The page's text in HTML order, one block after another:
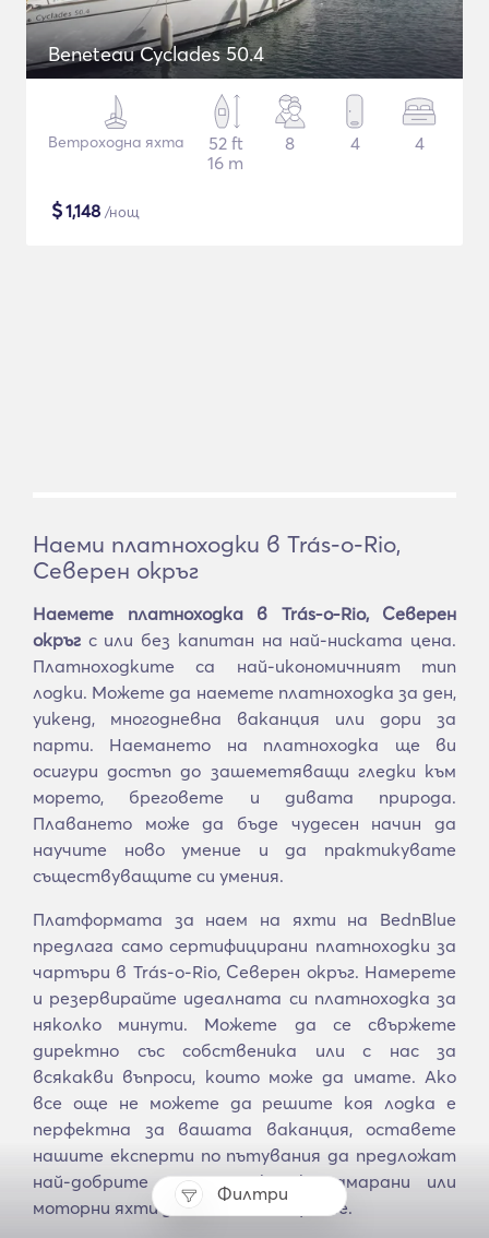
Филтри
Beneteau Cyclades 50.4
Ветроходна яхта
52 ft
16 m
8 4 4
$1,148 /нощ
Наеми платноходки в Trás-o-Rio,
Северен окръг
Наемете платноходка в Trás-o-Rio, Северен
окръг с или без капитан на най-ниската цена.
Платноходките са най-икономичният тип
лодки. Можете да наемете платноходка за ден,
уикенд, многодневна ваканция или дори за
парти. Наемането на платноходка ще ви
осигури достъп до зашеметяващи гледки към
морето, бреговете и дивата природа.
Плаването може да бъде чудесен начин да
научите ново умение и да практикувате
съществуващите си умения.
Платформата за наем на яхти на BednBlue
предлага само сертифицирани платноходки за
чартъри в Trás-o-Rio, Северен окръг. Намерете
и резервирайте идеалната си платноходка за
няколко минути. Можете да се свържете
директно със собственика или с нас за
всякакви въпроси, които може да имате. Ако
все още не можете да решите коя лодка е
перфектна за вашата ваканция, оставете
нашите експерти по пътувания да предложат
най-добрите платноходки, катамарани или
моторни яхти за вашето пътуване.